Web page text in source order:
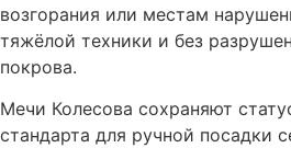
возгорания или местам
тяжёлой техники и без
покрова.
Мечи Колесова сохраняют
стандарта для ручной посадки